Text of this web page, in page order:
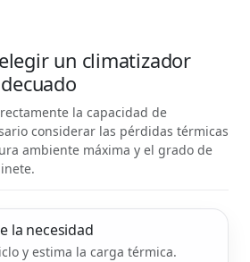
un climatizador
la capacidad de
considerar las pérdidas térmicas
ambiente máxima y el grado de
la necesidad
y estima la carga térmica.